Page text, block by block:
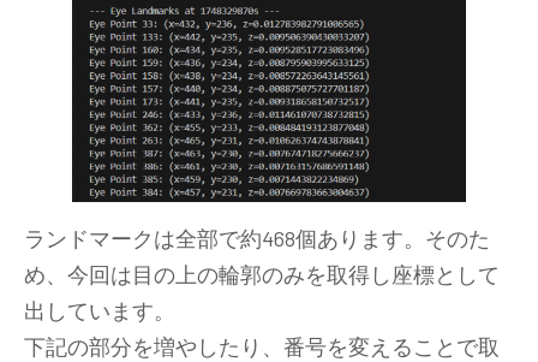
ランドマークは全部で約468個あります。そのた
め、今回は目の上の輪郭のみを取得し座標として
出しています。
下記の部分を増やしたり、番号を変えることで取